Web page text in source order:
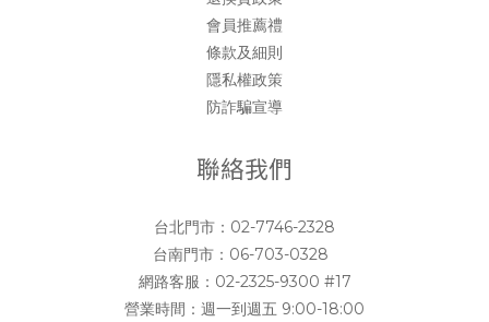
會員推薦禮
條款及細則
隱私權政策
防詐騙宣導
聯絡我們
台北門市： 02-7746-2328
台南門市： 06-703-0328
網路客服： 02-2325-9300 #17
營業時間：週一到週五 9:00-18:00